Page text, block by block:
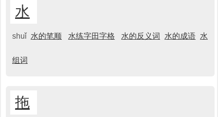
水
shuǐ 水的笔顺 水练字田字格 水的反义词 水的成语 水
组词
拖